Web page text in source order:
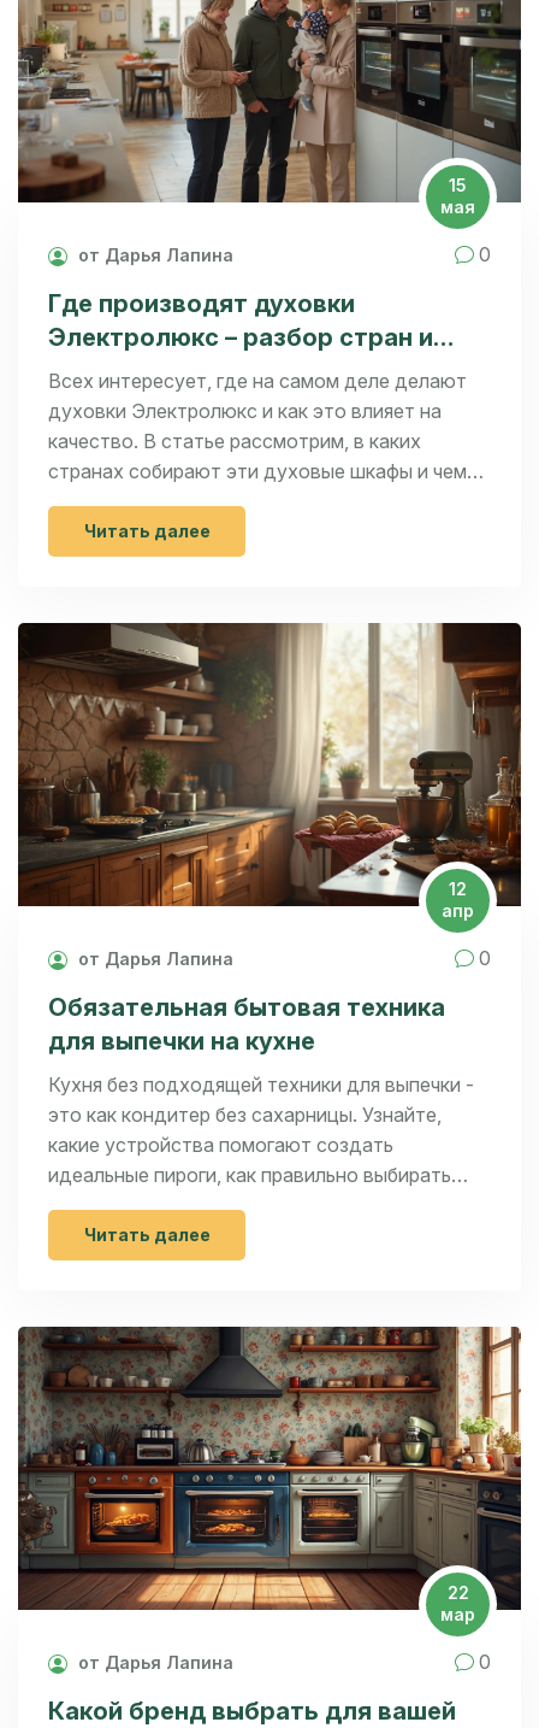
15
мая
от Дарья Лапина 0
Где производят духовки
Электролюкс – разбор стран и
особенностей
Всех интересует, где на самом деле делают
духовки Электролюкс и как это влияет на
качество. В статье рассмотрим, в каких
странах собирают эти духовые шкафы и чем
отличаются европейские, азиатские и
российские модели. Узнаете, стоит ли
переплачивать за определённую сборку, и
«азиатки» по внешнему виду. Дам советы по
выбору духовки и расскажу, как не попасть на
подделку. Эта информация поможет сделать
покупку без неприятных сюрпризов.
Читать далее
12
апр
от Дарья Лапина 0
Обязательная бытовая техника
для выпечки на кухне
Кухня без подходящей техники для выпечки -
это как кондитер без сахарницы. Узнайте,
какие устройства помогают создать
идеальные пироги, как правильно выбирать
технику и на что обратить внимание при
покупке. Эффективные решения и неочевидные
советы наверняка помогут вам максимально
десертов.
Читать далее
22
мар
от Дарья Лапина 0
Какой бренд выбрать для вашей